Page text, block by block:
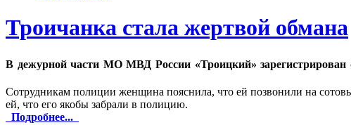
Троичанка стала жертвой обмана
В дежурной части МО МВД России «Троицкий» зарегистрирован
Сотрудникам полиции женщина пояснила, что ей позвонили на
ей, что его якобы забрали в полицию.
Подробнее...